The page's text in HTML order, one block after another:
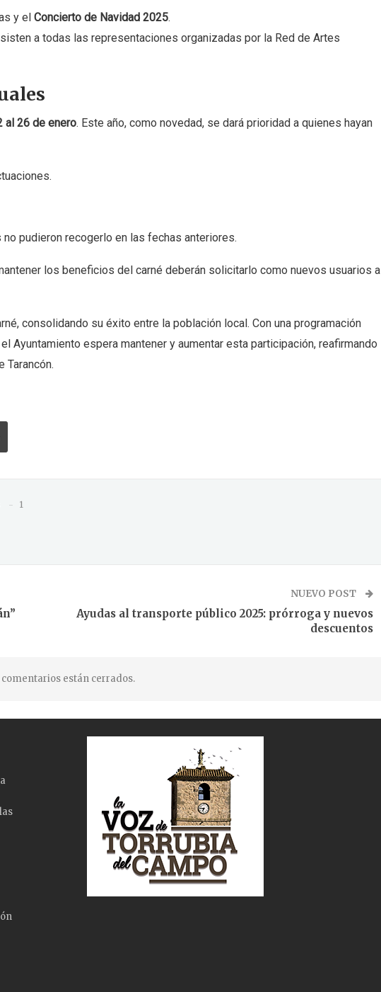
y el Concierto de Navidad 2025.
a todas las representaciones organizadas por la Red de Artes
al 26 de enero. Este año, como novedad, se dará prioridad a quienes hayan
pudieron recogerlo en las fechas anteriores.
los beneficios del carné deberán solicitarlo como nuevos usuarios a
consolidando su éxito entre la población local. Con una programación
Ayuntamiento espera mantener y aumentar esta participación, reafirmando
Tarancón.
1
NUEVO POST
Ayudas al transporte público 2025: prórroga y nuevos
descuentos
comentarios están cerrados.